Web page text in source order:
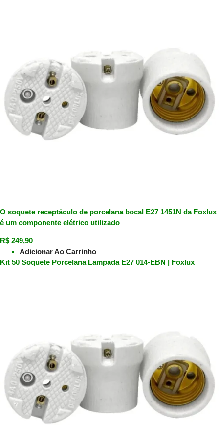
O soquete receptáculo de porcelana bocal E27 1451N da Foxlux
é um componente elétrico utilizado
R$ 249,90
Adicionar Ao Carrinho
Kit 50 Soquete Porcelana Lampada E27 014-EBN | Foxlux